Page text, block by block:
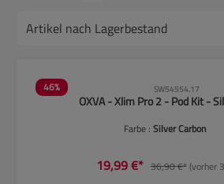
46% SW54554.17
OXVA - Xlim Pro 2 - Pod Kit -
Farbe : Silver Carbon
19,99 €* 36,90 €*(vorher